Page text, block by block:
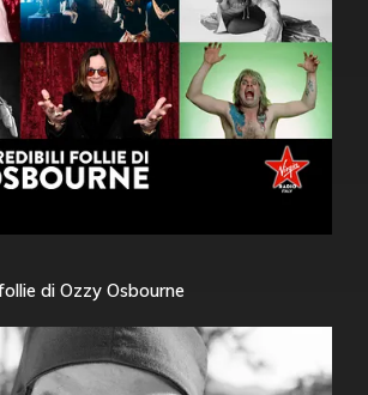
di Ozzy Osbourne